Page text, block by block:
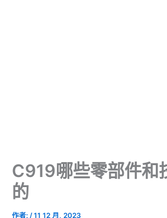
C919哪些零部件和
的
作者: /11 12 月, 2023